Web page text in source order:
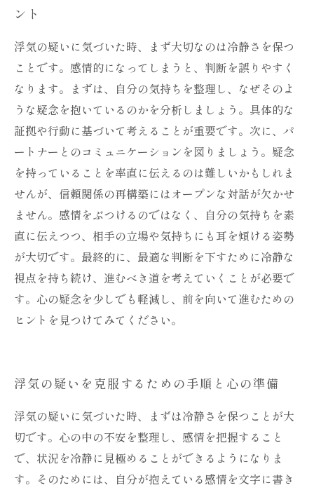
ント
浮気の疑いに気づいた時、まず大切なのは冷静さを保つ
ことです。感情的になってしまうと、判断を誤りやすく
なります。まずは、自分の気持ちを整理し、なぜそのよ
うな疑念を抱いているのかを分析しましょう。具体的な
証拠や行動に基づいて考えることが重要です。次に、パ
ートナーとのコミュニケーションを図りましょう。疑念
を持っていることを率直に伝えるのは難しいかもしれま
せんが、信頼関係の再構築にはオープンな対話が欠かせ
ません。感情をぶつけるのではなく、自分の気持ちを素
直に伝えつつ、相手の立場や気持ちにも耳を傾ける姿勢
が大切です。最終的に、最適な判断を下すために冷静な
視点を持ち続け、進むべき道を考えていくことが必要で
す。心の疑念を少しでも軽減し、前を向いて進むための
ヒントを見つけてみてください。
浮気の疑いを克服するための手順と心の準備
浮気の疑いに気づいた時、まずは冷静さを保つことが大
切です。心の中の不安を整理し、感情を把握すること
で、状況を冷静に見極めることができるようになりま
す。そのためには、自分が抱えている感情を文字に書き